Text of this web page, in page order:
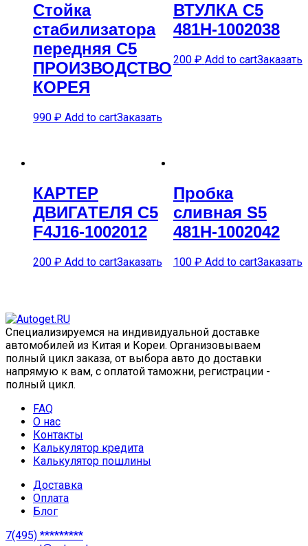
Стойка
стабилизатора
передняя C5
ПРОИЗВОДСТВО
КОРЕЯ
990 ₽ Add to cartЗаказать
ВТУЛКА C5
481H-1002038
200 ₽ Add to cartЗаказать
КАРTЕР
ДВИГАTЕЛЯ C5
F4J16-1002012
200 ₽ Add to cartЗаказать
Пробка
сливная S5
481H-1002042
100 ₽ Add to cartЗаказать
Специализируемся на индивидуальной доставке
автомобилей из Китая и Кореи. Организовываем
полный цикл заказа, от выбора авто до доставки
напрямую к вам, с оплатой таможни, регистрации -
полный цикл.
FAQ
О нас
Контакты
Калькулятор кредита
Калькулятор пошлины
Доставка
Оплата
Блог
7(495) *********